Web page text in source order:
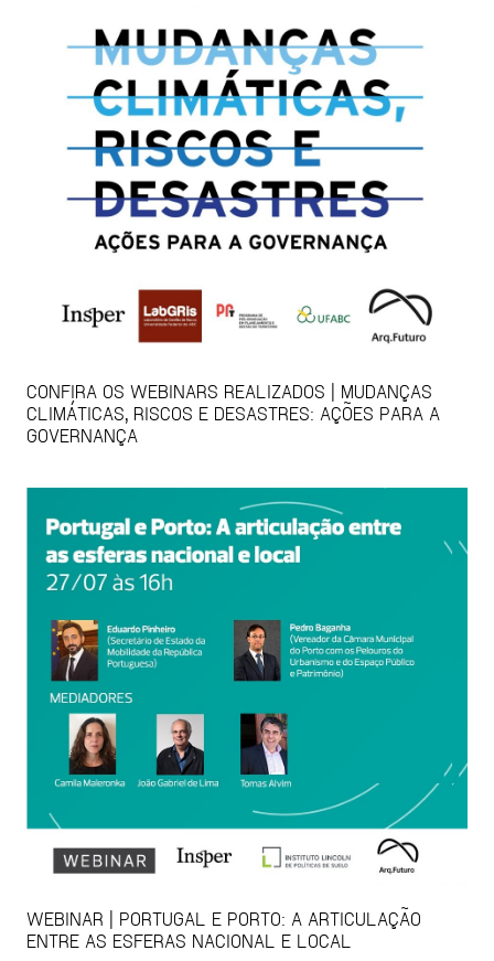
CONFIRA OS WEBINARS REALIZADOS | MUDANÇAS
CLIMÁTICAS, RISCOS E DESASTRES: AÇÕES PARA A
GOVERNANÇA
WEBINAR | PORTUGAL E PORTO: A ARTICULAÇÃO
ENTRE AS ESFERAS NACIONAL E LOCAL